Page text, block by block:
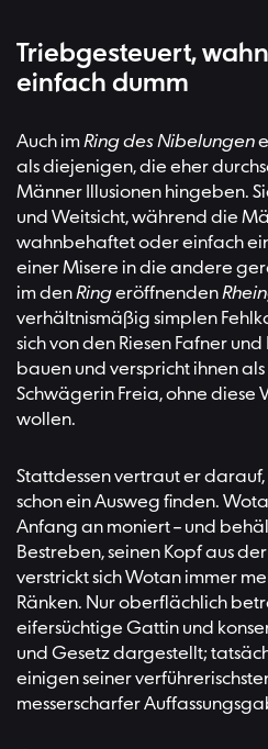
Triebgesteuert,
einfach dumm
Auch imRing des Nibelungen
als diejenigen, die eher
Männer Illusionen hingeben.
und Weitsicht, während die
wahnbehaftet oder einfach
einer Misere in die andere
im denRingeröffnenden
verhältnismäßig simplen
sich von den Riesen Fafner
bauen und verspricht ihnen
Schwägerin Freia, ohne diese
wollen.
Stattdessen vertraut er
schon ein Ausweg finden.
Anfang an moniert – und
Bestreben, seinen Kopf aus
verstrickt sich Wotan immer
Ränken. Nur oberflächlich
eifersüchtige Gattin und
und Gesetz dargestellt;
einigen seiner
messerscharfer